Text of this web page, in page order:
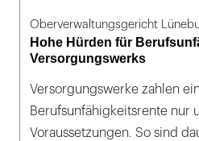
Oberverwaltungsgericht
Hohe Hürden für
Versorgungswerks
Versorgungswerke zahlen
Berufsunfähigkeitsrente nur
Voraussetzungen. So sind